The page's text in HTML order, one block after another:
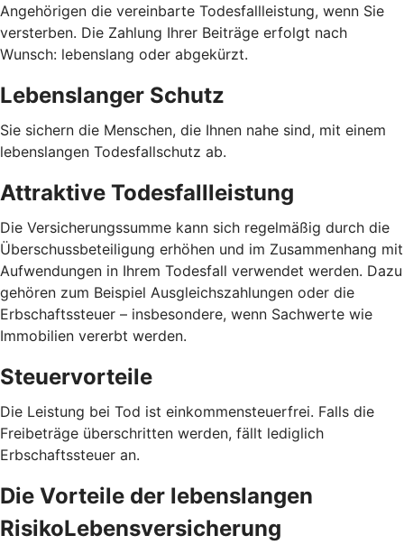
Angehörigen die vereinbarte Todesfallleistung, wenn Sie
versterben. Die Zahlung Ihrer Beiträge erfolgt nach
Wunsch: lebenslang oder abgekürzt.
Lebenslanger Schutz
Sie sichern die Menschen, die Ihnen nahe sind, mit einem
lebenslangen Todesfallschutz ab.
Attraktive Todesfallleistung
Die Versicherungssumme kann sich regelmäßig durch die
Überschussbeteiligung erhöhen und im Zusammenhang mit
Aufwendungen in Ihrem Todesfall verwendet werden. Dazu
gehören zum Beispiel Ausgleichszahlungen oder die
Erbschaftssteuer – insbesondere, wenn Sachwerte wie
Immobilien vererbt werden.
Steuervorteile
Die Leistung bei Tod ist einkommensteuerfrei. Falls die
Freibeträge überschritten werden, fällt lediglich
Erbschaftssteuer an.
Die Vorteile der lebenslangen
RisikoLebensversicherung